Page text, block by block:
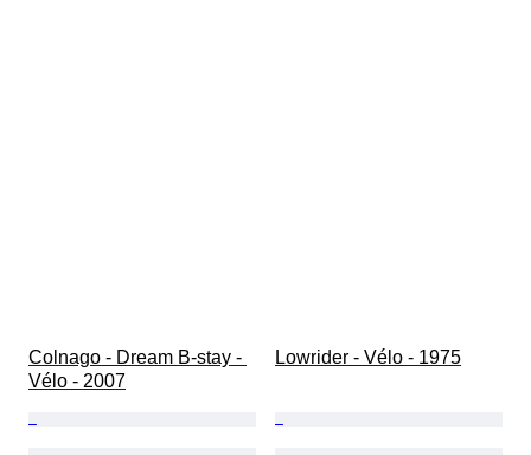
Colnago - Dream B-stay -
Vélo - 2007
Lowrider - Vélo - 1975